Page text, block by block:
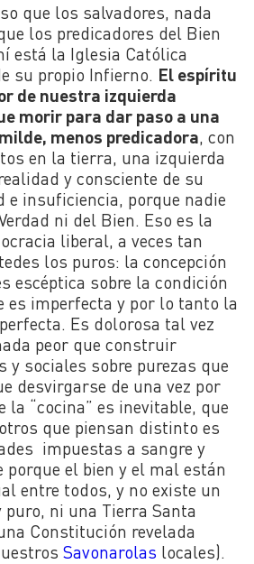
que los salvadores, nada
los predicadores del Bien
está la Iglesia Católica
su propio Infierno. El espíritu
de nuestra izquierda
morir para dar paso a una
menos predicadora, con
en la tierra, una izquierda
y consciente de su
e insuficiencia, porque nadie
ni del Bien. Eso es la
liberal, a veces tan
los puros: la concepción
escéptica sobre la condición
es imperfecta y por lo tanto la
Es dolorosa tal vez
peor que construir
y sociales sobre purezas que
desvirgarse de una vez por
la “cocina” es inevitable, que
que piensan distinto es
impuestas a sangre y
el bien y el mal están
entre todos, y no existe un
puro, ni una Tierra Santa
Constitución revelada
Savonarolas locales).